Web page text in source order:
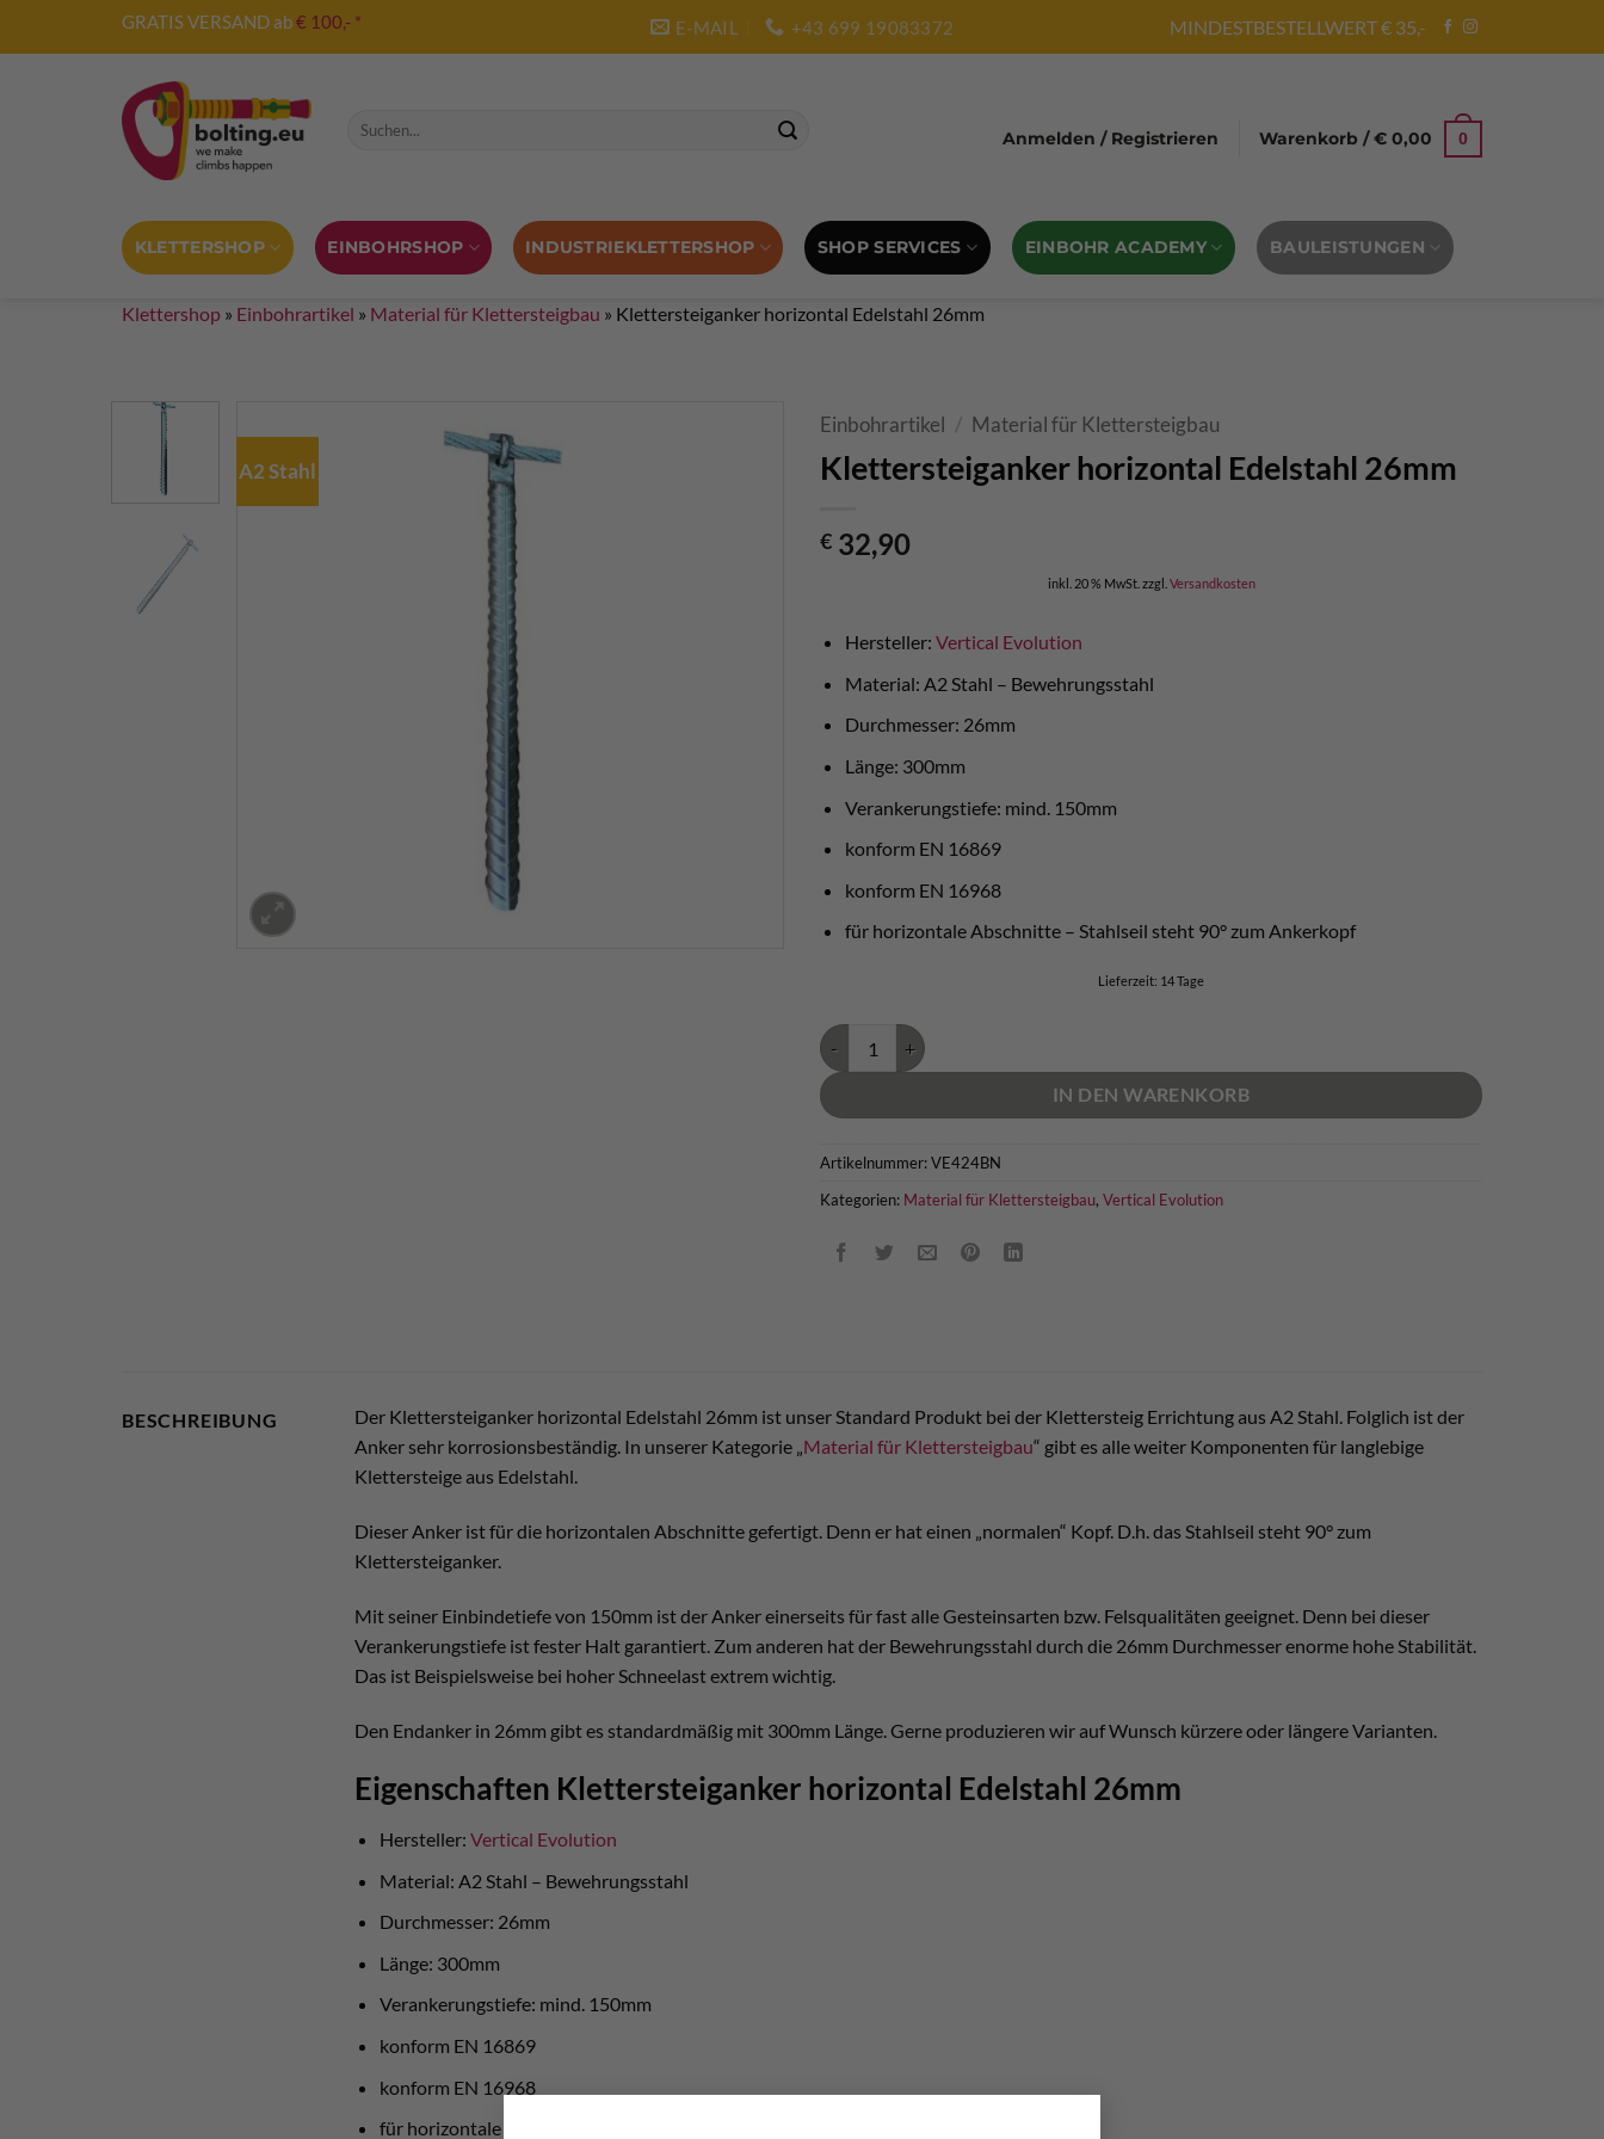
GRATIS VERSAND ab€ 100,- * E-MAIL +43 699 19083372 MINDESTBESTELLWERT € 35,-
Suche nach:
Anmelden / Registrieren Warenkorb /€ 0,00 0
KLETTERSHOP EINBOHRSHOP INDUSTRIEKLETTERSHOP SHOP SERVICES EINBOHR ACADEMY BAULEISTUNGEN
Klettershop » Einbohrartikel » Material für Klettersteigbau » Klettersteiganker horizontal Edelstahl 26mm
A2 Stahl
Einbohrartikel / Material für Klettersteigbau
Klettersteiganker horizontal Edelstahl 26mm
€ 32,90
inkl. 20 % MwSt. zzgl. Versandkosten
Hersteller: Vertical Evolution
Material: A2 Stahl – Bewehrungsstahl
Durchmesser: 26mm
Länge: 300mm
Verankerungstiefe: mind. 150mm
konform EN 16869
konform EN 16968
für horizontale Abschnitte – Stahlseil steht 90° zum Ankerkopf
Lieferzeit: 14 Tage
Klettersteiganker horizontal Edelstahl 26mm Menge
IN DEN WARENKORB
Artikelnummer:VE424BN
Kategorien: Material für Klettersteigbau, Vertical Evolution
BESCHREIBUNG
Der Klettersteiganker horizontal Edelstahl 26mm ist unser Standard Produkt bei der Klettersteig Errichtung aus A2 Stahl. Folglich ist der
Anker sehr korrosionsbeständig. In unserer Kategorie „Material für Klettersteigbau“ gibt es alle weiter Komponenten für langlebige
Klettersteige aus Edelstahl.
Dieser Anker ist für die horizontalen Abschnitte gefertigt. Denn er hat einen „normalen“ Kopf. D.h. das Stahlseil steht 90° zum
Klettersteiganker.
Mit seiner Einbindetiefe von 150mm ist der Anker einerseits für fast alle Gesteinsarten bzw. Felsqualitäten geeignet. Denn bei dieser
Verankerungstiefe ist fester Halt garantiert. Zum anderen hat der Bewehrungsstahl durch die 26mm Durchmesser enorme hohe Stabilität.
Das ist Beispielsweise bei hoher Schneelast extrem wichtig.
Den Endanker in 26mm gibt es standardmäßig mit 300mm Länge. Gerne produzieren wir auf Wunsch kürzere oder längere Varianten.
Eigenschaften Klettersteiganker horizontal Edelstahl 26mm
Hersteller: Vertical Evolution
Material: A2 Stahl – Bewehrungsstahl
Durchmesser: 26mm
Länge: 300mm
Verankerungstiefe: mind. 150mm
konform EN 16869
konform EN 16968
für horizontale Abschnitte – Stahlseil steht 90° zum Ankerkopf